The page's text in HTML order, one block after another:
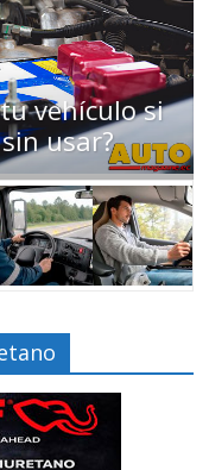
Motos Movilidad
destino de